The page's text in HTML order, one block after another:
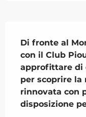
Di fronte al
con il Club
approfittare di
per scoprire
rinnovata con
disposizione